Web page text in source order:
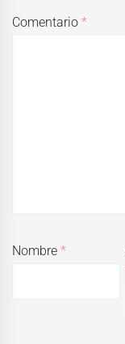
Comentario*
Nombre*